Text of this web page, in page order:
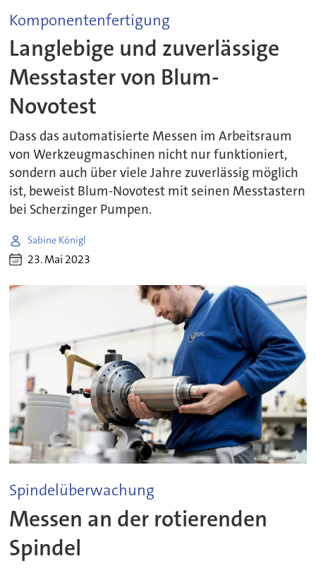
Komponentenfertigung
Langlebige und zuverlässige
Messtaster von Blum-
Novotest
Dass das automatisierte Messen im Arbeitsraum
von Werkzeugmaschinen nicht nur funktioniert,
sondern auch über viele Jahre zuverlässig möglich
ist, beweist Blum-Novotest mit seinen Messtastern
bei Scherzinger Pumpen.
Sabine Königl
23. Mai 2023
Spindelüberwachung
Messen an der rotierenden
Spindel